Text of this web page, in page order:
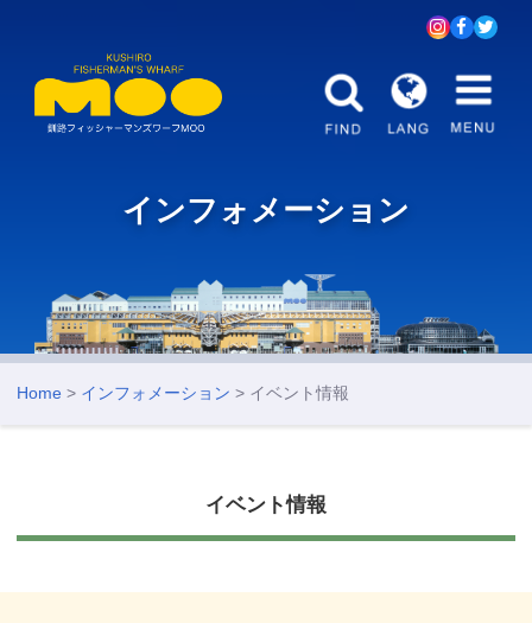
インフォメーション
Home > インフォメーション > イベント情報
イベント情報